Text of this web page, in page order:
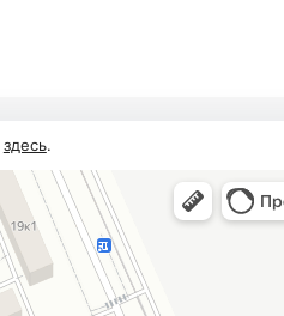
здесь.